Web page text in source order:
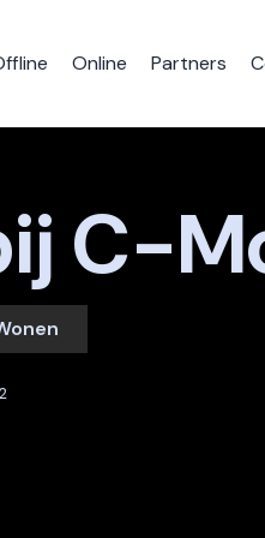
Online Partners
C-